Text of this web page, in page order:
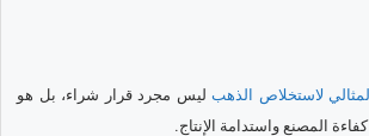
لاستخلاص الذهبليس مجرد قرار شراء، بل هو
المصنع واستدامة الإنتاج.